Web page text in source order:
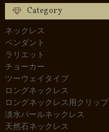
Category
ネックレス
ペンダント
ラリエット
チョーカー
ツーウェイタイプ
ロングネックレス
ロングネックレス用クリップ
淡水パールネックレス
天然石ネックレス